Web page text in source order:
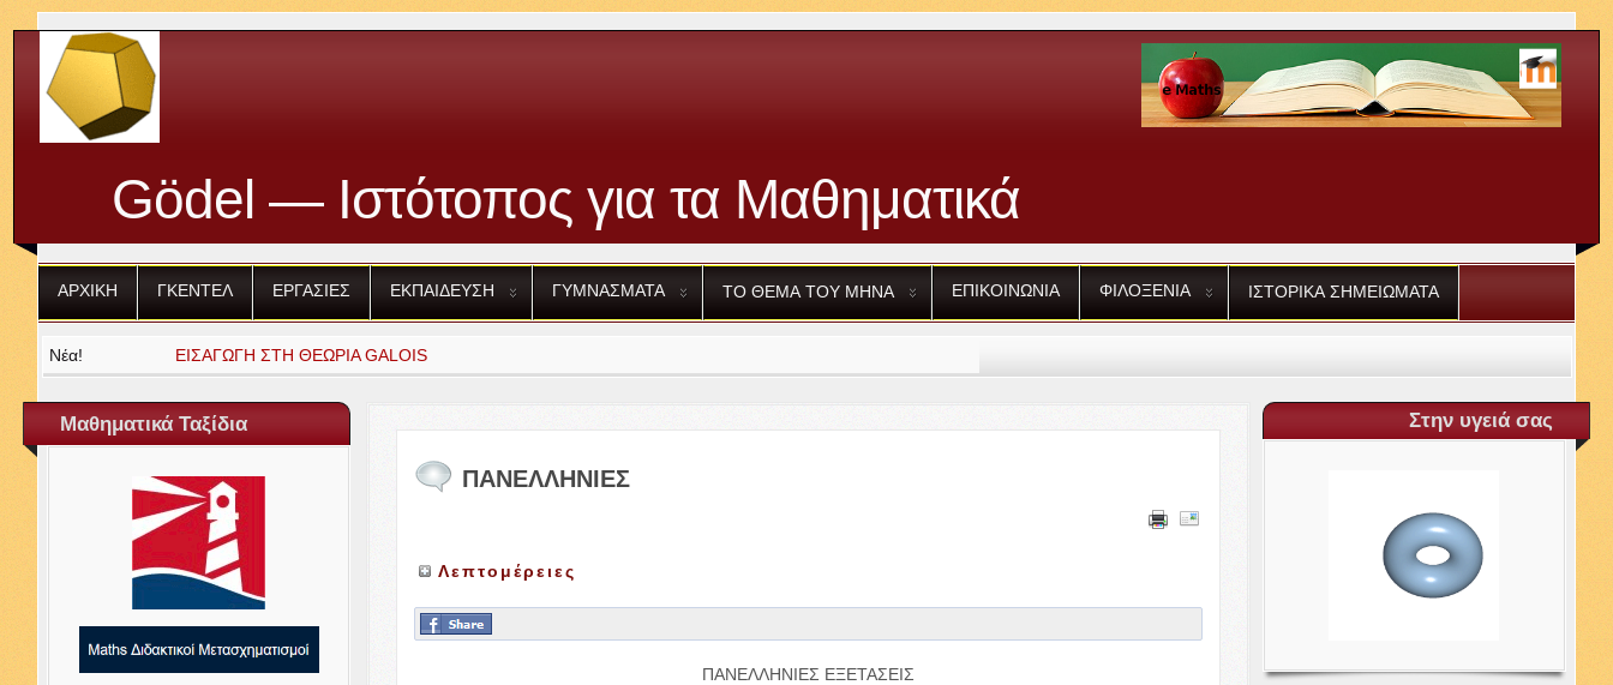
Gödel — Ιστότοπος για τα Μαθηματικά
ΑΡΧΙΚΗ ΓΚΕΝΤΕΛ ΕΡΓΑΣΙΕΣ ΕΚΠΑΙΔΕΥΣΗ ΓΥΜΝΑΣΜΑΤΑ ΤΟ ΘΕΜΑ ΤΟΥ ΜΗΝΑ ΕΠΙΚΟΙΝΩΝΙΑ ΦΙΛΟΞΕΝΙΑ ΙΣΤΟΡΙΚΑ ΣΗΜΕΙΩΜΑΤΑ
Νέα! ΕΙΣΑΓΩΓΗ ΣΤΗ ΘΕΩΡΙΑ GALOIS
Μαθηματικά Ταξίδια
ΠΑΝΕΛΛΗΝΙΕΣ
Λεπτομέρειες
ΠΑΝΕΛΛΗΝΙΕΣ ΕΞΕΤΑΣΕΙΣ
Στην υγειά σας